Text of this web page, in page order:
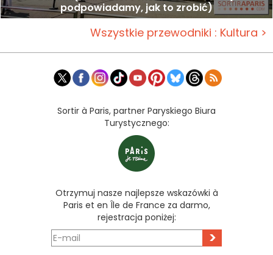
podpowiadamy, jak to zrobić)
Wszystkie przewodniki : Kultura >
Sortir à Paris, partner Paryskiego Biura
Turystycznego:
Otrzymuj nasze najlepsze wskazówki à
Paris et en Île de France za darmo,
rejestracja poniżej:
>